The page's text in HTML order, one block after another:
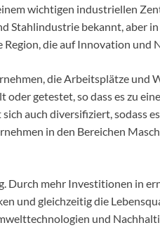
wichtigen industriellen
Stahlindustrie bekannt, aber
Region, die auf Innovation und
die Arbeitsplätze und
getestet, so dass es zu
auch diversifiziert, sodass
in den Bereichen
Durch mehr Investitionen in
und gleichzeitig die
und